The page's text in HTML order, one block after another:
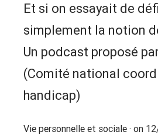
Et si on essayait de
simplement la notion
Un podcast proposé
(Comité national
handicap)
Vie personnelle et sociale · on